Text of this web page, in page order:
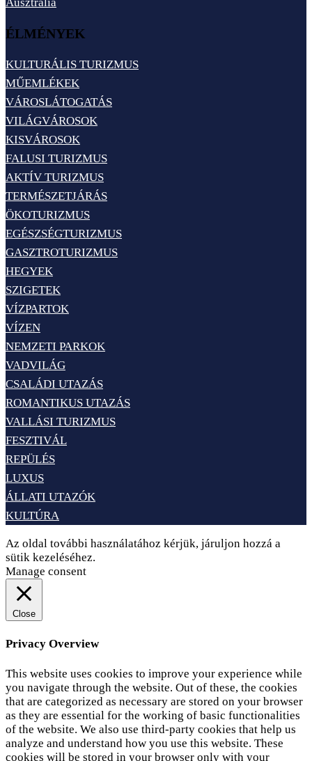
ÉLMÉNYEK
KULTURÁLIS TURIZMUS
MŰEMLÉKEK
VÁROSLÁTOGATÁS
VILÁGVÁROSOK
KISVÁROSOK
FALUSI TURIZMUS
AKTÍV TURIZMUS
TERMÉSZETJÁRÁS
ÖKOTURIZMUS
EGÉSZSÉGTURIZMUS
GASZTROTURIZMUS
HEGYEK
SZIGETEK
VÍZPARTOK
VÍZEN
NEMZETI PARKOK
VADVILÁG
CSALÁDI UTAZÁS
ROMANTIKUS UTAZÁS
VALLÁSI TURIZMUS
FESZTIVÁL
REPÜLÉS
LUXUS
ÁLLATI UTAZÓK
KULTÚRA
Az oldal további használatához kérjük, járuljon hozzá a
sütik kezeléséhez.
Manage consent
Close
Privacy Overview
This website uses cookies to improve your experience while
you navigate through the website. Out of these, the cookies
that are categorized as necessary are stored on your browser
as they are essential for the working of basic functionalities
of the website. We also use third-party cookies that help us
analyze and understand how you use this website. These
cookies will be stored in your browser only with your